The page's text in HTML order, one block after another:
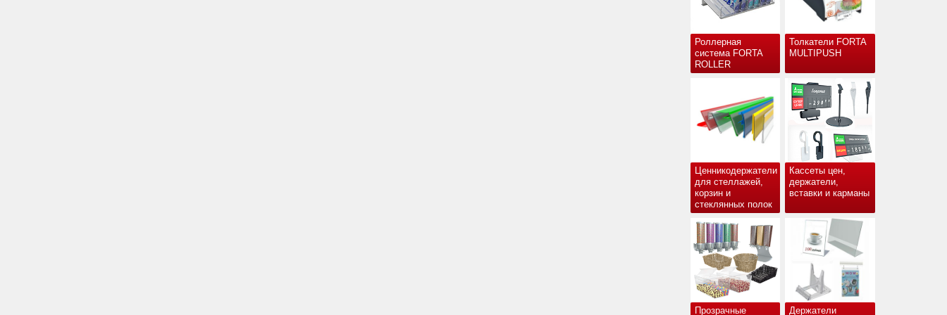
Роллерная
система FORTA
ROLLER
Толкатели FORTA
MULTIPUSH
Ценникодержатели
для стеллажей,
корзин и
стеклянных полок
Кассеты цен,
держатели,
вставки и карманы
Прозрачные Держатели